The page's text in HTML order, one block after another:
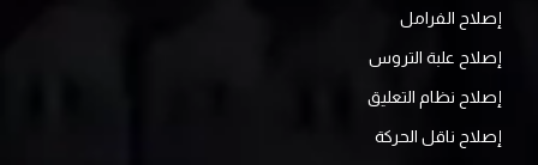
إصلاح الفرامل
إصلاح علبة التروس
إصلاح نظام التعليق
إصلاح ناقل الحركة